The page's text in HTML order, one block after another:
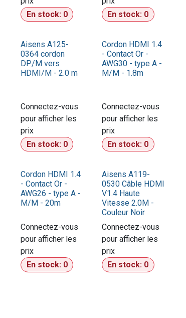
En stock: 0
En stock: 0
Aisens A125-
0364 cordon
DP/M vers
HDMI/M - 2.0 m
Connectez-vous
pour afficher les
prix​
En stock: 0
Cordon HDMI 1.4
- Contact Or -
AWG30 - type A -
M/M - 1.8m
Connectez-vous
pour afficher les
prix​
En stock: 0
Cordon HDMI 1.4
- Contact Or -
AWG26 - type A -
M/M - 20m
Connectez-vous
pour afficher les
prix​
En stock: 0
Aisens A119-
0530 Câble HDMI
V1.4 Haute
Vitesse 2.0M -
Couleur Noir
Connectez-vous
pour afficher les
prix​
En stock: 0